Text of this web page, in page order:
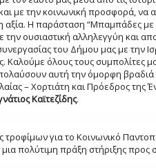
με την κοινωνική προσφορά, να
αξία. Η παράσταση “Μπαμπάδες με
την ουσιαστική αλληλεγγύη και
του Δήμου μας με την
Καλούμε όλους τους συμπολίτες
αυτή την όμορφη
– Χορτιάτη και Πρόεδρος της
Καϊτεζίδης.
για το Κοινωνικό
πολύτιμη πράξη στήριξης προς